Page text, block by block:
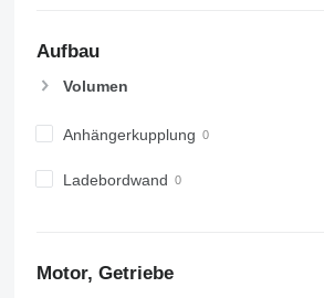
Aufbau
Volumen
Anhängerkupplung
Ladebordwand
Motor, Getriebe